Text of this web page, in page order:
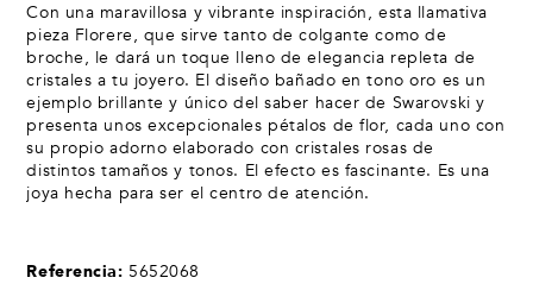
Con una maravillosa y vibrante inspiración, esta llamativa
pieza Florere, que sirve tanto de colgante como de
broche, le dará un toque lleno de elegancia repleta de
cristales a tu joyero. El diseño bañado en tono oro es un
ejemplo brillante y único del saber hacer de Swarovski y
presenta unos excepcionales pétalos de flor, cada uno con
su propio adorno elaborado con cristales rosas de
distintos tamaños y tonos. El efecto es fascinante. Es una
joya hecha para ser el centro de atención.
Referencia: 5652068